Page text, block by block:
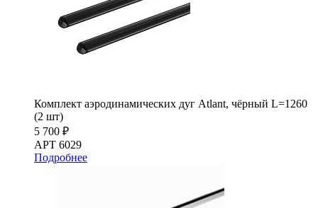
Комплект аэродинамических дуг Atlant, чёрный L=1260
(2 шт)
5 700 ₽
АРТ 6029
Подробнее